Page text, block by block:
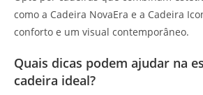
como a Cadeira NovaEra e a Cadeira
conforto e um visual contemporâneo.
Quais dicas podem ajudar na
cadeira ideal?